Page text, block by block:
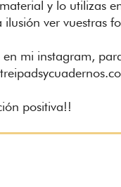
y lo utilizas
ilusión ver vuestras
en mi instagram,
positiva!!